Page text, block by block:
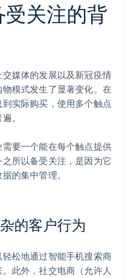
关注的背
媒体的发展以及新冠疫情
模式发生了显著变化。在
实际购买，使用多个触点
。
要一个能在每个触点提供
所以备受关注，是因为它
的集中管理。
的客户行为
松地通过智能手机搜索商
此外，社交电商（允许人